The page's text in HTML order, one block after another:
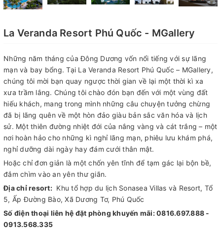
La Veranda Resort Phú Quốc - MGallery
Những năm tháng của Đông Dương vốn nổi tiếng với sự lãng
mạn và bay bổng. Tại La Veranda Resort Phú Quốc – MGallery,
chúng tôi mời bạn quay ngược thời gian về lại một thời kì xa
xưa trầm lắng. Chúng tôi chào đón bạn đến với một vùng đất
hiếu khách, mang trong mình những câu chuyện tưởng chừng
đã bị lãng quên về một hòn đảo giàu bản sắc văn hóa và lịch
sử. Một thiên đường nhiệt đới của nắng vàng và cát trắng – một
nơi hoàn hảo cho những kì nghỉ lãng mạn, phiêu lưu khám phá,
nghỉ dưỡng dài ngày hay đám cưới thân mật.
Hoặc chỉ đơn giản là một chốn yên tĩnh để tạm gác lại bộn bề,
đắm chìm vào an yên thư giãn.
Địa chỉ resort:Khu tổ hợp du lịch Sonasea Villas và Resort, Tổ
5, Ấp Đường Bào, Xã Dương Tơ, Phú Quốc
Số điện thoại liên hệ đặt phòng khuyến mãi: 0816.697.888 -
0913.568.335